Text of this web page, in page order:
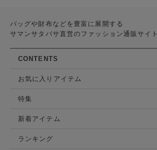
バッグや財布などを豊富に展開する
サマンサタバサ直営のファッション通販サイト
CONTENTS
お気に入りアイテム
特集
新着アイテム
ランキング